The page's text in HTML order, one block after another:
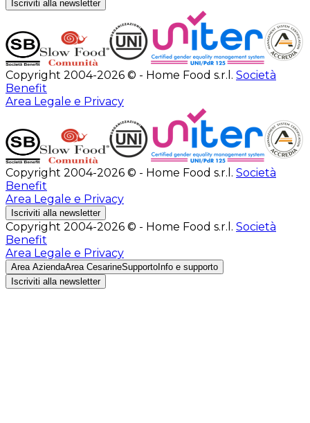
Iscriviti alla newsletter
Copyright 2004-2026 © - Home Food s.r.l. Società
Benefit
Area Legale e Privacy
Copyright 2004-2026 © - Home Food s.r.l. Società
Benefit
Area Legale e Privacy
Iscriviti alla newsletter
Copyright 2004-2026 © - Home Food s.r.l. Società
Benefit
Area Legale e Privacy
Area AziendaArea CesarineSupporto Info e supporto
Iscriviti alla newsletter